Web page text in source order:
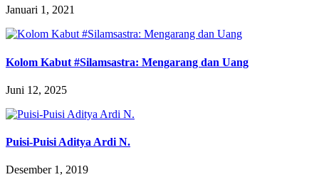
Januari 1, 2021
Kolom Kabut #Silamsastra: Mengarang dan Uang
Juni 12, 2025
Puisi-Puisi Aditya Ardi N.
Desember 1, 2019